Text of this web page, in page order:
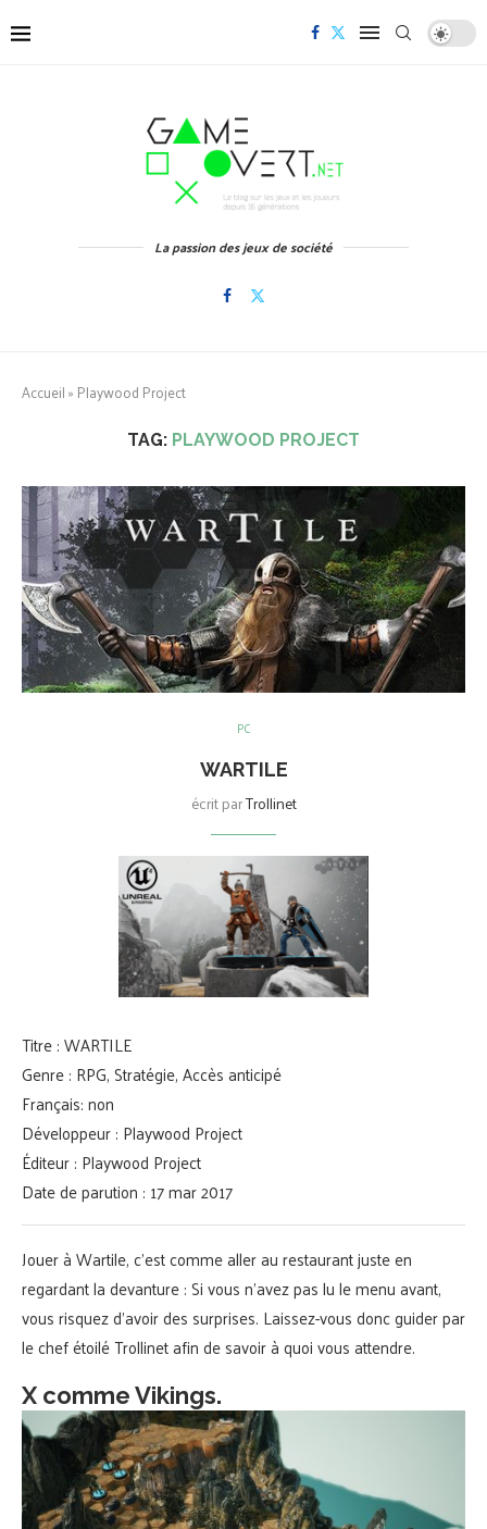
La passion des jeux de société
Accueil» Playwood Project
TAG: PLAYWOOD PROJECT
PC
WARTILE
écrit parTrollinet
Titre : WARTILE
Genre : RPG, Stratégie, Accès anticipé
Français: non
Développeur : Playwood Project
Éditeur : Playwood Project
Date de parution : 17 mar 2017
Jouer à Wartile, c’est comme aller au restaurant juste en
regardant la devanture : Si vous n’avez pas lu le menu avant,
vous risquez d’avoir des surprises. Laissez-vous donc guider par
le chef étoilé Trollinet afin de savoir à quoi vous attendre.
X comme Vikings.